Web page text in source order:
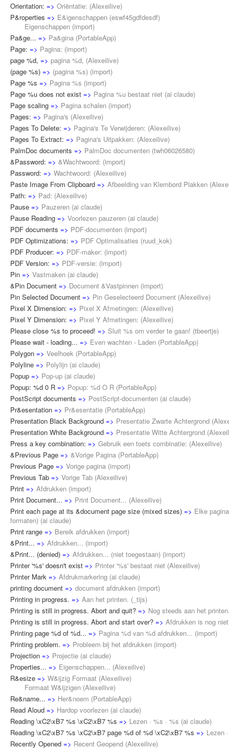
Orientation: => Oriëntatie: (Alexeilive)
P&roperties => E&igenschappen (eswf45gdfdesdf)
Eigenschappen (import)
Pa&ge... => Pa&gina (PortableApp)
Page: => Pagina: (import)
page %d, => pagina %d, (Alexeilive)
(page %s) => (pagina %s) (import)
Page %s => Pagina %s (import)
Page %u does not exist => Pagina %u bestaat niet (ai claude)
Page scaling => Pagina schalen (import)
Pages: => Pagina's (Alexeilive)
Pages To Delete: => Pagina's Te Verwijderen: (Alexeilive)
Pages To Extract: => Pagina's Uitpakken: (Alexeilive)
PalmDoc documents => PalmDoc documenten (twh06026580)
&Password: => &Wachtwoord: (import)
Password: => Wachtwoord: (Alexeilive)
Paste Image From Clipboard => Afbeelding van Klembord Plakken (
Path: => Pad: (Alexeilive)
Pause => Pauzeren (ai claude)
Pause Reading => Voorlezen pauzeren (ai claude)
PDF documents => PDF-documenten (import)
PDF Optimizations: => PDF Optimalisaties (ruud_kok)
PDF Producer: => PDF-maker: (import)
PDF Version: => PDF-versie: (import)
Pin => Vastmaken (ai claude)
&Pin Document => Document &Vastpinnen (import)
Pin Selected Document => Pin Geselecteerd Document (Alexeilive)
Pixel X Dimension: => Pixel X Afmetingen: (Alexeilive)
Pixel Y Dimension: => Pixel Y Afmetingen: (Alexeilive)
Please close %s to proceed! => Sluit %s om verder te gaan! (tbeertje)
Please wait - loading... => Even wachten - Laden (PortableApp)
Polygon => Veelhoek (PortableApp)
Polyline => Polylijn (ai claude)
Popup => Pop-up (ai claude)
Popup: %d 0 R => Popup: %d O R (PortableApp)
PostScript documents => PostScript-documenten (ai claude)
Pr&esentation => Pr&esentatie (PortableApp)
Presentation Black Background => Presentatie Zwarte Achtergrond (
Presentation White Background => Presentatie Witte Achtergrond (
Press a key combination: => Gebruik een toets combinatie: (Alexeilive)
&Previous Page => &Vorige Pagina (PortableApp)
Previous Page => Vorige pagina (import)
Previous Tab => Vorige Tab (Alexeilive)
Print => Afdrukken (import)
Print Document... => Print Document... (Alexeilive)
Print each page at its &document page size (mixed sizes) => Elke
formaten) (ai claude)
Print range => Bereik afdrukken (import)
&Print... => Afdrukken... (import)
&Print... (denied) => Afdrukken... (niet toegestaan) (import)
Printer '%s' doesn't exist => Printer '%s' bestaat niet (Alexeilive)
Printer Mark => Afdrukmarkering (ai claude)
printing document => document afdrukken (import)
Printing in progress. => Aan het printen. ( _tijs)
Printing is still in progress. Abort and quit? => Nog steeds aan het
Printing is still in progress. Abort and start over? => Afdrukken is nog
Printing page %d of %d... => Pagina %d van %d afdrukken... (import)
Printing problem. => Probleem bij het afdrukken (import)
Projection => Projectie (ai claude)
Properties... => Eigenschappen... (Alexeilive)
R&esize => W&ijzig Formaat (Alexeilive)
Formaat W&ijzigen (Alexeilive)
Re&name... => Her&noem (PortableApp)
Read Aloud => Hardop voorlezen (ai claude)
Reading \xC2\xB7 %s \xC2\xB7 %s => Lezen · %s · %s (ai claude)
Reading \xC2\xB7 %s \xC2\xB7 page %d of %d \xC2\xB7 %s => Lezen
Recently Opened => Recent Geopend (Alexeilive)